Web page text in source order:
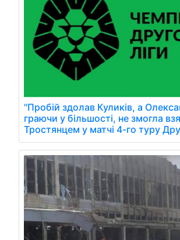
"Пробій здолав Куликів, а
граючи у більшості, не змогла
Тростянцем у матчі 4-го туру